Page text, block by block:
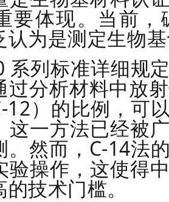
要体现。当前，
认为是测定生物
系列标准详细规
过分析材料中放
12）的比例，可
这一方法已经被
。然而，C-14法
验操作，这使得
技术门槛。